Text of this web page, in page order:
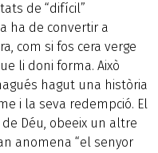
de “difícil”
ha de convertir a
com si fos cera verge
li doni forma. Això
hagut una història
i la seva redempció. El
Déu, obeeix un altre
anomena “el senyor